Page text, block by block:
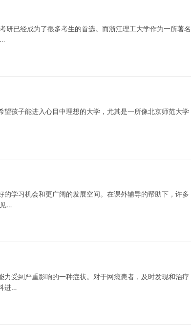
研已经成为了很多考生的首选。而浙江理工大学作为一所著名
孩子能进入心目中理想的大学，尤其是一所像北京师范大学
学习机会和更广阔的发展空间。在课外辅导的帮助下，许多
…
受到严重影响的一种症状。对于网瘾患者，及时发现和治疗
进…